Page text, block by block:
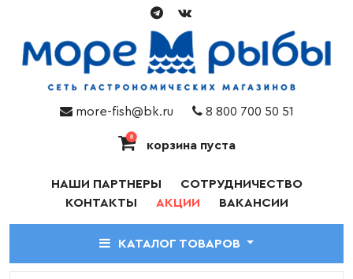
more-fish@bk.ru 8 800 700 50 51
0
корзина пуста
НАШИ ПАРТНЕРЫ
СОТРУДНИЧЕСТВО
КОНТАКТЫ
АКЦИИ ВАКАНСИИ
КАТАЛОГ ТОВАРОВ